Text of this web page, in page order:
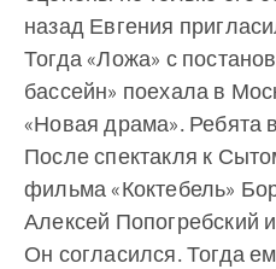
назад Евгения
Тогда «Ложа» с
бассейн» поехала в
«Новая драма». Ребята
После спектакля к
фильма «Коктебель»
Алексей Попогребский
Он согласился. Тогда